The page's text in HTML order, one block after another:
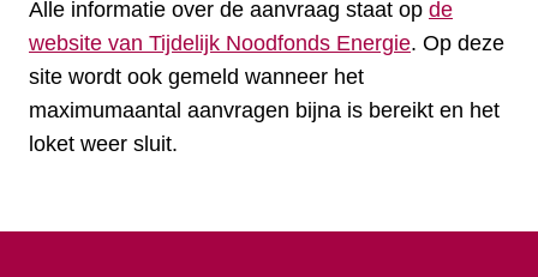
Alle informatie over de aanvraag staat op de
website van Tijdelijk Noodfonds Energie. Op deze
site wordt ook gemeld wanneer het
maximumaantal aanvragen bijna is bereikt en het
loket weer sluit.